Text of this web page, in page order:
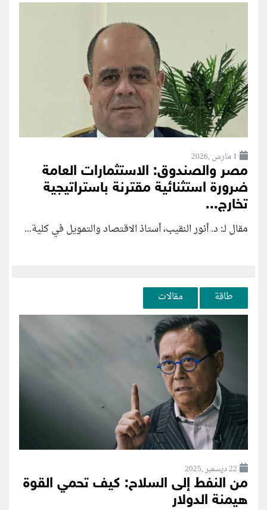
1 مارس ,2026
مصر والصندوق: الاستثمارات العامة
ضرورة استثنائية مقترنة باستراتيجية
تخارج...
مقال لـ: د. أنور النقيب، أستاذ الاقتصاد والتمويل في كلية...
طاقة مقالات
22 ديسمبر ,2025
من النفط إلى السلاح: كيف تحمي القوة
هيمنة الدولار